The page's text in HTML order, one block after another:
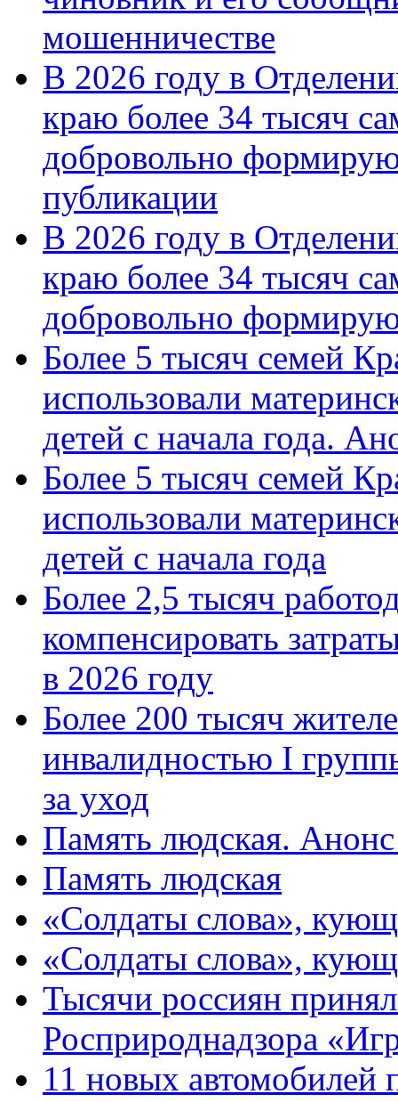
мошенничестве
В 2026 году в
краю более 34 тысяч
добровольно
публикации
В 2026 году в
краю более 34 тысяч
добровольно
Более 5 тысяч семей
использовали
детей с начала года.
Более 5 тысяч семей
использовали
детей с начала года
Более 2,5 тысяч
компенсировать
в 2026 году
Более 200 тысяч
инвалидностью I
за уход
Память людская.
Память людская
«Солдаты слова»,
«Солдаты слова»,
Тысячи россиян
Росприроднадзора
11 новых автомобилей